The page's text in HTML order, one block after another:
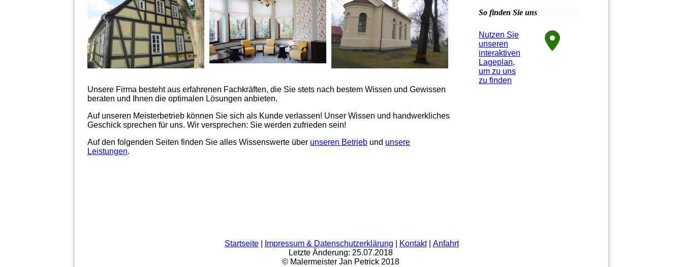
Unsere Firma besteht aus erfahrenen Fachkräften, die Sie stets nach bestem Wissen und Gewissen
beraten und Ihnen die optimalen Lösungen anbieten.
Auf unseren Meisterbetrieb können Sie sich als Kunde verlassen! Unser Wissen und handwerkliches
Geschick sprechen für uns. Wir versprechen: Sie werden zufrieden sein!
Auf den folgenden Seiten finden Sie alles Wissenswerte über unseren Betrieb und unsere
Leistungen.
So finden Sie uns
Nutzen Sie
unseren
interaktiven
La­ge­plan,
um zu uns
zu finden
Startseite| Impressum & Datenschutzerklärung Kontakt| Anfahrt
Letzte Änderung: 25.07.2018
© Malermeister Jan Petrick 2018